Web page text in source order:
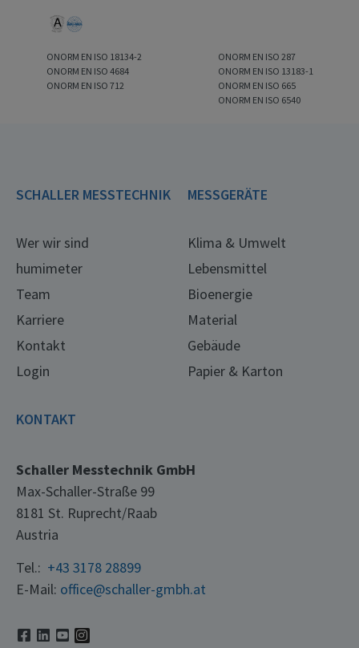
ONORM EN ISO 18134-2
ONORM EN ISO 4684
ONORM EN ISO 712
ONORM EN ISO 287
ONORM EN ISO 13183-1
ONORM EN ISO 665
ONORM EN ISO 6540
SCHALLER MESSTECHNIK
Wer wir sind
humimeter
Team
Karriere
Kontakt
Login
MESSGERÄTE
Klima & Umwelt
Lebensmittel
Bioenergie
Material
Gebäude
Papier & Karton
KONTAKT
Schaller Messtechnik GmbH
Max-Schaller-Straße 99
8181 St. Ruprecht/Raab
Austria
Tel.: +43 3178 28899
E-Mail: office@schaller-gmbh.at